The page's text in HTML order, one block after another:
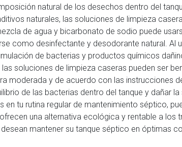
natural de los desechos dentro del
naturales, las soluciones de limpieza
de agua y bicarbonato de sodio puede
como desinfectante y desodorante natural. Al
de bacterias y productos químicos
soluciones de limpieza caseras pueden ser
moderada y de acuerdo con las instrucciones
de las bacterias dentro del tanque y dañar
en tu rutina regular de mantenimiento séptico,
una alternativa ecológica y rentable a
mantener su tanque séptico en óptimas